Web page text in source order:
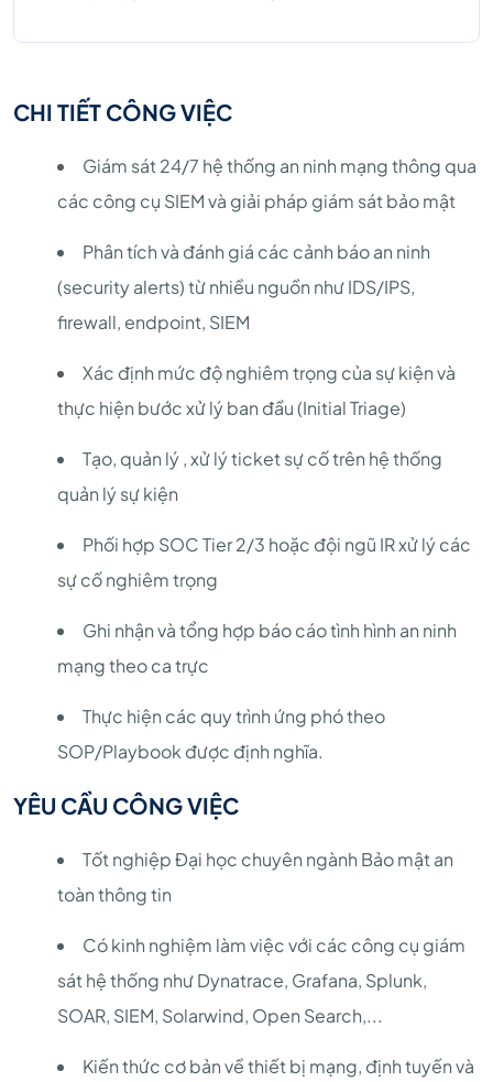
CHI TIẾT CÔNG VIỆC
Giám sát 24/7 hệ thống an ninh mạng thông qua
các công cụ SIEM và giải pháp giám sát bảo mật
Phân tích và đánh giá các cảnh báo an ninh
(security alerts) từ nhiều nguồn như IDS/IPS,
firewall, endpoint, SIEM
Xác định mức độ nghiêm trọng của sự kiện và
thực hiện bước xử lý ban đầu (Initial Triage)
Tạo, quản lý , xử lý ticket sự cố trên hệ thống
quản lý sự kiện
Phối hợp SOC Tier 2/3 hoặc đội ngũ IR xử lý các
sự cố nghiêm trọng
Ghi nhận và tổng hợp báo cáo tình hình an ninh
mạng theo ca trực
Thực hiện các quy trình ứng phó theo
SOP/Playbook được định nghĩa.
YÊU CẦU CÔNG VIỆC
Tốt nghiệp Đại học chuyên ngành Bảo mật an
toàn thông tin
Có kinh nghiệm làm việc với các công cụ giám
sát hệ thống như Dynatrace, Grafana, Splunk,
SOAR, SIEM, Solarwind, Open Search,...
Kiến thức cơ bản về thiết bị mạng, định tuyến và